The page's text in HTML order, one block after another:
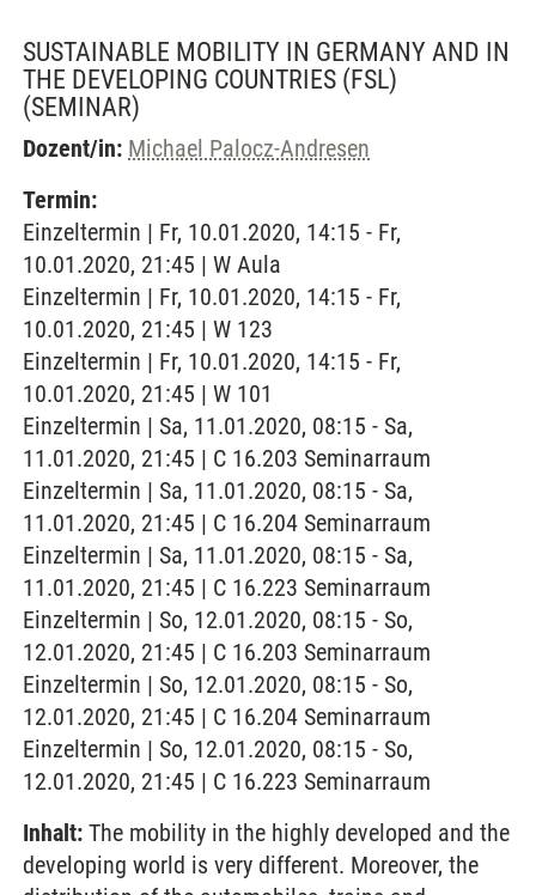
SUSTAINABLE MOBILITY IN GERMANY AND IN
THE DEVELOPING COUNTRIES (FSL)
(SEMINAR)
Dozent/in: Michael Palocz-Andresen
Termin:
Einzeltermin | Fr, 10.01.2020, 14:15 - Fr,
10.01.2020, 21:45 | W Aula
Einzeltermin | Fr, 10.01.2020, 14:15 - Fr,
10.01.2020, 21:45 | W 123
Einzeltermin | Fr, 10.01.2020, 14:15 - Fr,
10.01.2020, 21:45 | W 101
Einzeltermin | Sa, 11.01.2020, 08:15 - Sa,
11.01.2020, 21:45 | C 16.203 Seminarraum
Einzeltermin | Sa, 11.01.2020, 08:15 - Sa,
11.01.2020, 21:45 | C 16.204 Seminarraum
Einzeltermin | Sa, 11.01.2020, 08:15 - Sa,
11.01.2020, 21:45 | C 16.223 Seminarraum
Einzeltermin | So, 12.01.2020, 08:15 - So,
12.01.2020, 21:45 | C 16.203 Seminarraum
Einzeltermin | So, 12.01.2020, 08:15 - So,
12.01.2020, 21:45 | C 16.204 Seminarraum
Einzeltermin | So, 12.01.2020, 08:15 - So,
12.01.2020, 21:45 | C 16.223 Seminarraum
Inhalt: The mobility in the highly developed and the
developing world is very different. Moreover, the